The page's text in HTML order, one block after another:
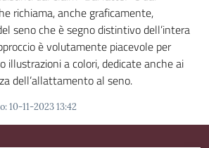
richiama, anche graficamente,
seno che è segno distintivo dell’intera
è volutamente piacevole per
illustrazioni a colori, dedicate anche ai
dell’allattamento al seno.
:10-11-2023 13:42